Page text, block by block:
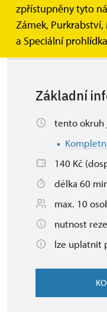
zpřístupněny tyto
Zámek,
a Speciální
interiéry
Celkem je na tomto
Základní
tento okruh
140 Kč
délka 60
max. 10
nutnost
lze uplatnit